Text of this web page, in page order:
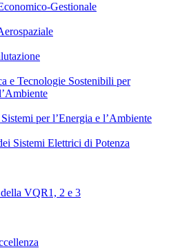
Gestionale
e Tecnologie Sostenibili per
per l’Energia e l’Ambiente
Sistemi Elettrici di Potenza
VQR1, 2 e 3